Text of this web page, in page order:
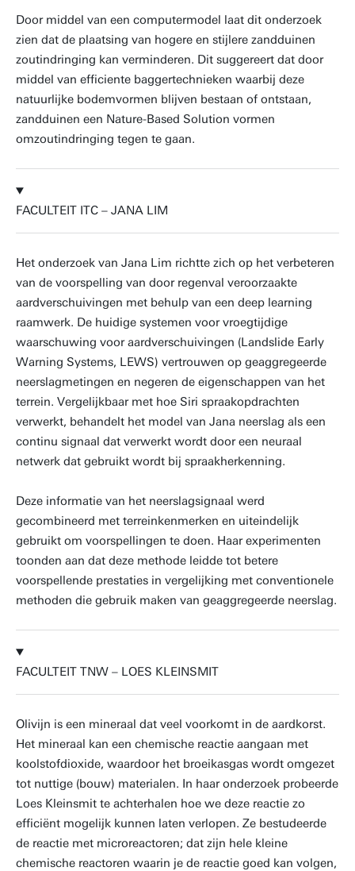
Door middel van een computermodel laat dit onderzoek
zien dat de plaatsing van hogere en stijlere zandduinen
zoutindringing kan verminderen. Dit suggereert dat door
middel van efficiente baggertechnieken waarbij deze
natuurlijke bodemvormen blijven bestaan of ontstaan,
zandduinen een Nature-Based Solution vormen
omzoutindringing tegen te gaan.
FACULTEIT ITC – JANA LIM
Het onderzoek van Jana Lim richtte zich op het verbeteren
van de voorspelling van door regenval veroorzaakte
aardverschuivingen met behulp van een deep learning
raamwerk. De huidige systemen voor vroegtijdige
waarschuwing voor aardverschuivingen (Landslide Early
Warning Systems, LEWS) vertrouwen op geaggregeerde
neerslagmetingen en negeren de eigenschappen van het
terrein. Vergelijkbaar met hoe Siri spraakopdrachten
verwerkt, behandelt het model van Jana neerslag als een
continu signaal dat verwerkt wordt door een neuraal
netwerk dat gebruikt wordt bij spraakherkenning.
Deze informatie van het neerslagsignaal werd
gecombineerd met terreinkenmerken en uiteindelijk
gebruikt om voorspellingen te doen. Haar experimenten
toonden aan dat deze methode leidde tot betere
voorspellende prestaties in vergelijking met conventionele
methoden die gebruik maken van geaggregeerde neerslag.
FACULTEIT TNW – LOES KLEINSMIT
Olivijn is een mineraal dat veel voorkomt in de aardkorst.
Het mineraal kan een chemische reactie aangaan met
koolstofdioxide, waardoor het broeikasgas wordt omgezet
tot nuttige (bouw) materialen. In haar onderzoek probeerde
Loes Kleinsmit te achterhalen hoe we deze reactie zo
efficiënt mogelijk kunnen laten verlopen. Ze bestudeerde
de reactie met microreactoren; dat zijn hele kleine
chemische reactoren waarin je de reactie goed kan volgen,